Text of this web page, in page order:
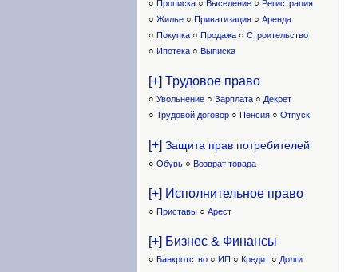
○ Прописка ○ Выселение ○ Регистрация
○ Жилье ○ Приватизация ○ Аренда
○ Покупка ○ Продажа ○ Строительство
○ Ипотека ○ Выписка
[+] Трудовое право
○ Увольнение ○ Зарплата ○ Декрет
○ Трудовой договор ○ Пенсия ○ Отпуск
[+] Защита прав потребителей
○ Обувь ○ Возврат товара
[+] Исполнительное право
○ Приставы ○ Арест
[+] Бизнес & Финансы
○ Банкротство ○ ИП ○ Кредит ○ Долги